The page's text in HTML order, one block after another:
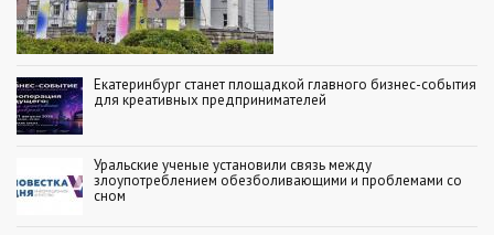
Екатеринбург станет площадкой главного бизнес-события
для креативных предпринимателей
Уральские ученые установили связь между
злоупотреблением обезболивающими и проблемами со
сном